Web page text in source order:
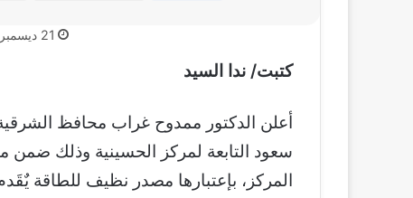
21 ديسمبر، 2021
كتبت/ ندا السيد
أعلن الدكتور ممدوح غراب محافظ
سعود التابعة لمركز الحسينية وذلك ضمن
المركز، بإعتبارها مصدر نظيف للطاقة